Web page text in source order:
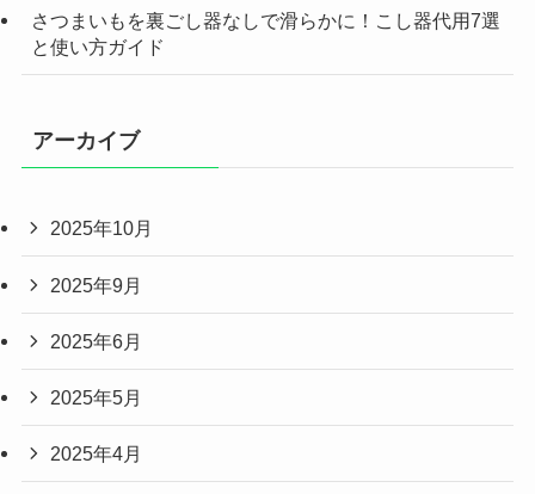
さつまいもを裏ごし器なしで滑らかに！こし器代用7選
と使い方ガイド
アーカイブ
2025年10月
2025年9月
2025年6月
2025年5月
2025年4月